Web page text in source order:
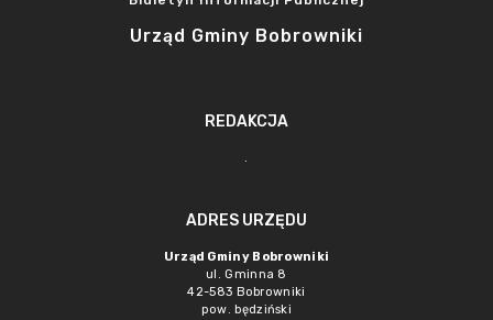
Urząd Gminy Bobrowniki
REDAKCJA
.
ADRES URZĘDU
Urząd Gminy Bobrowniki
ul. Gminna 8
42-583 Bobrowniki
pow. będziński